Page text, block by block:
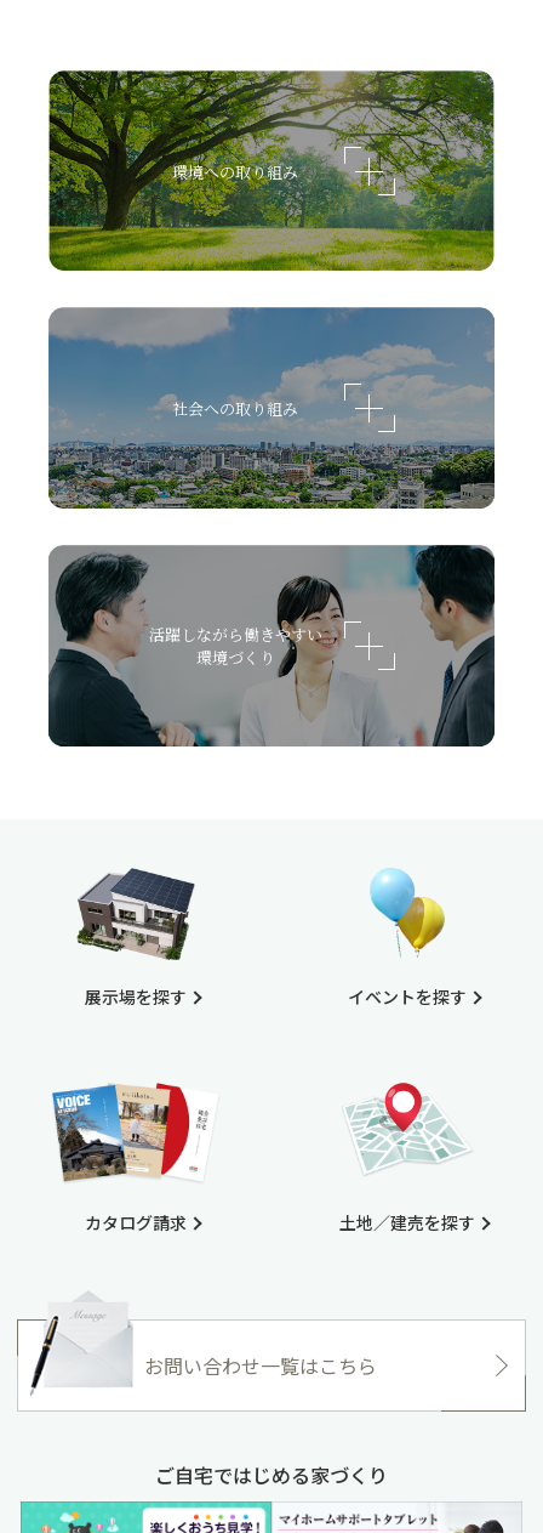
環境への取り組み
社会への取り組み
活躍しながら働きやすい
環境づくり
展示場を探す
カタログ請求
イベントを探す
土地／建売を探す
お問い合わせ一覧はこちら
ご自宅ではじめる家づくり